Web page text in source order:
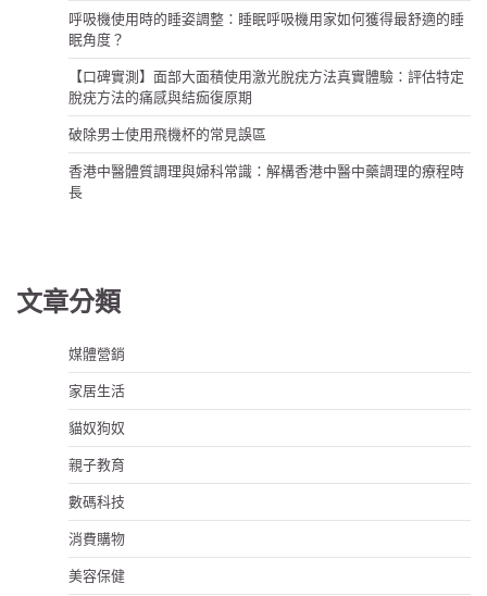
呼吸機使用時的睡姿調整：睡眠呼吸機用家如何獲得最舒適的睡
眠角度？
【口碑實測】面部大面積使用激光脫疣方法真實體驗：評估特定
脫疣方法的痛感與結痂復原期
破除男士使用飛機杯的常見誤區
香港中醫體質調理與婦科常識：解構香港中醫中藥調理的療程時
長
文章分類
媒體營銷
家居生活
貓奴狗奴
親子教育
數碼科技
消費購物
美容保健